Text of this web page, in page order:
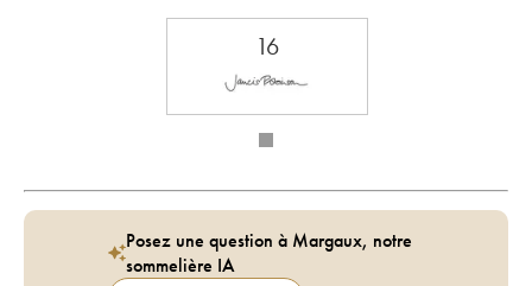
16
Posez une question à Margaux, notre
sommelière IA